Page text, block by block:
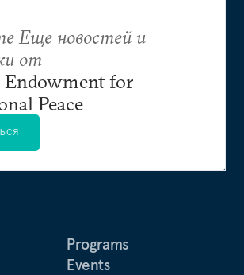
Programs
Events
Еще новостей и
от
Endowment for
Peace